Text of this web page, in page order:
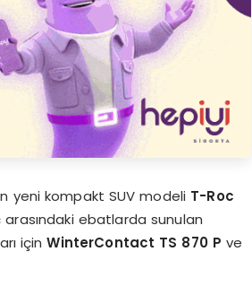
yeni kompakt SUV modeli T-Roc
arasındaki ebatlarda sunulan
içinWinterContact TS 870 P ve